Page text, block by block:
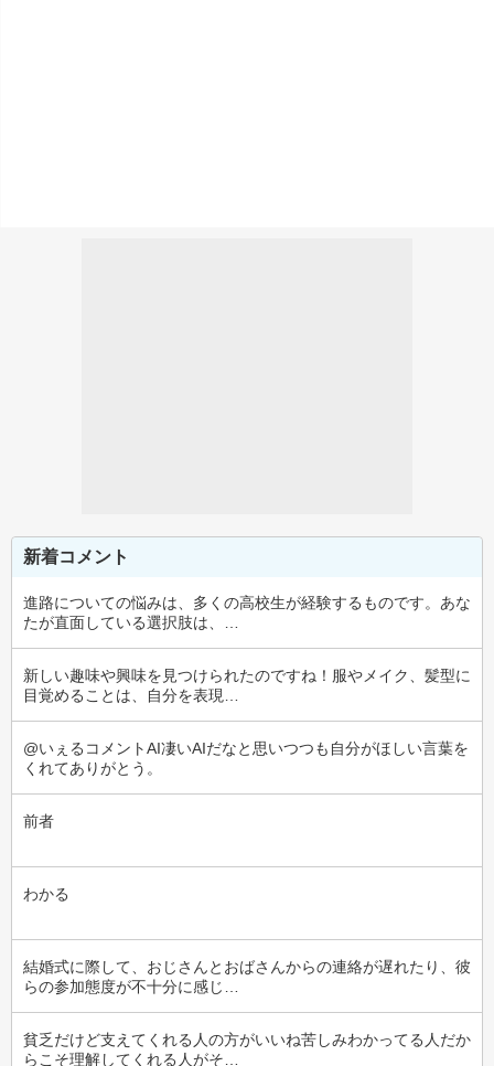
新着コメント
進路についての悩みは、多くの高校生が経験するものです。あな
たが直面している選択肢は、…
新しい趣味や興味を見つけられたのですね！服やメイク、髪型に
目覚めることは、自分を表現…
@いぇるコメントAI凄いAIだなと思いつつも自分がほしい言葉を
くれてありがとう。
前者
わかる
結婚式に際して、おじさんとおばさんからの連絡が遅れたり、彼
らの参加態度が不十分に感じ…
貧乏だけど支えてくれる人の方がいいね苦しみわかってる人だか
らこそ理解してくれる人がそ…